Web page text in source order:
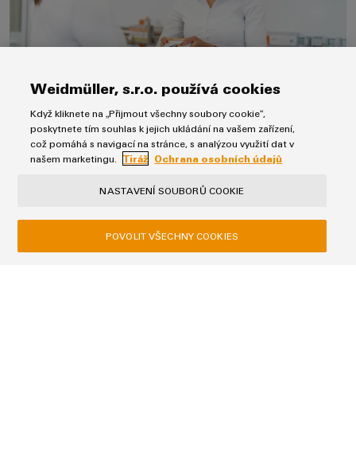
Přehled distribuce
Kombinovat výhody
Weidmüller, s.r.o. používá cookies
Když kliknete na „Přijmout všechny soubory cookie“,
poskytnete tím souhlas k jejich ukládání na vašem zařízení,
což pomáhá s navigací na stránce, s analýzou využití dat v
našem marketingu.
Tiráž Ochrana osobních údajů
NASTAVENÍ SOUBORŮ COOKIE
POVOLIT VŠECHNY COOKIES